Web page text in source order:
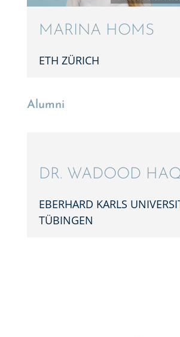
MARINA HOMS
ETH ZÜRICH
Alumni
DR. WADOOD
EBERHARD KARLS
TÜBINGEN